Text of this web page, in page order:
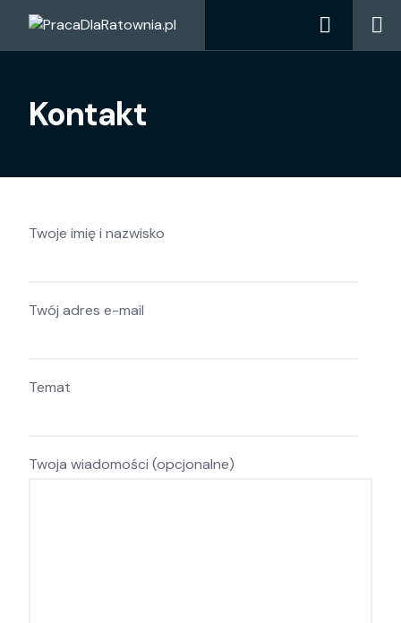
content
Kontakt
Twoje imię i nazwisko
Twój adres e-mail
Temat
Twoja wiadomości (opcjonalne)